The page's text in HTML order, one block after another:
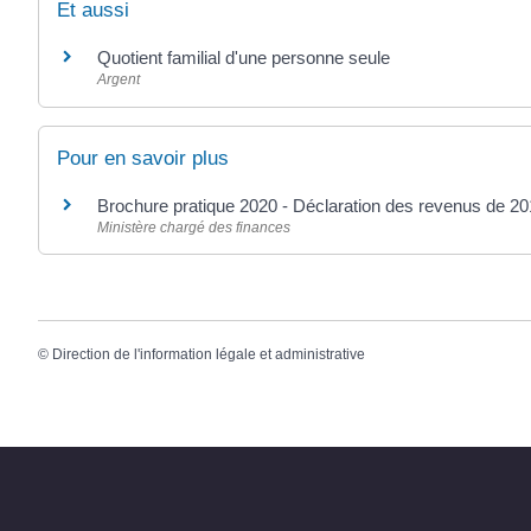
Et aussi
Quotient familial d'une personne seule
Argent
Pour en savoir plus
Brochure pratique 2020 - Déclaration des revenus de
Ministère chargé des finances
© Direction de l'information légale et administrative